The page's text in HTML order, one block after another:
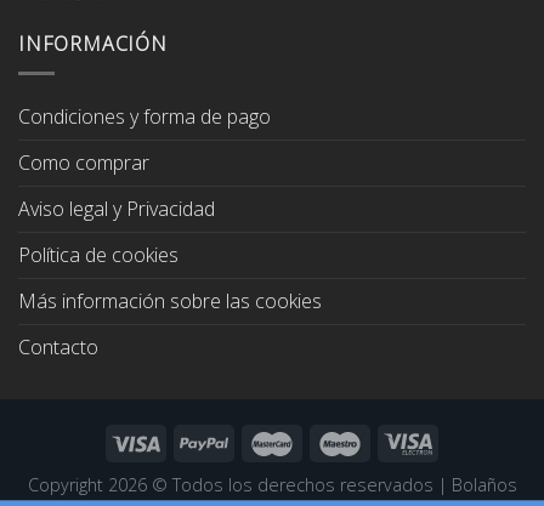
INFORMACIÓN
Condiciones y forma de pago
Como comprar
Aviso legal y Privacidad
Política de cookies
Más información sobre las cookies
Contacto
Copyright 2026 © Todos los derechos reservados | Bolaños